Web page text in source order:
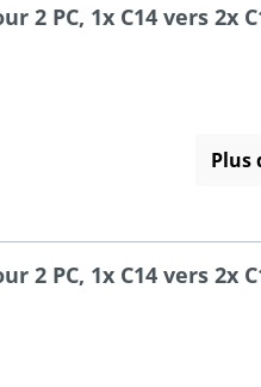
2 PC, 1x C14 vers 2x
Plus
2 PC, 1x C14 vers 2x